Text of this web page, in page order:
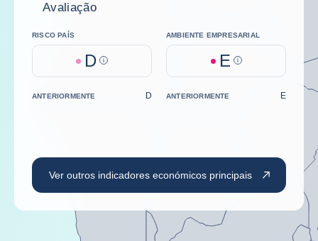
Avaliação
RISCO PAÍS
D Help
AMBIENTE EMPRESARIAL
E Help
ANTERIORMENTE D ANTERIORMENTE E
Ver outros indicadores económicos principais